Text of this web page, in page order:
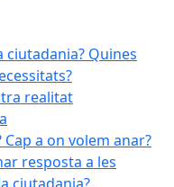
ciutadania? Quines
realitat
Cap a on volem anar?
resposta a les